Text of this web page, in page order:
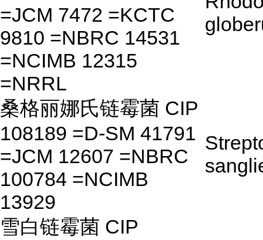
=JCM 7472 =KCTC
9810 =NBRC 14531
=NCIMB 12315
=NRRL
桑格丽娜氏链霉菌 CIP
108189 =D-SM 41791
=JCM 12607 =NBRC
100784 =NCIMB
13929
雪白链霉菌 CIP